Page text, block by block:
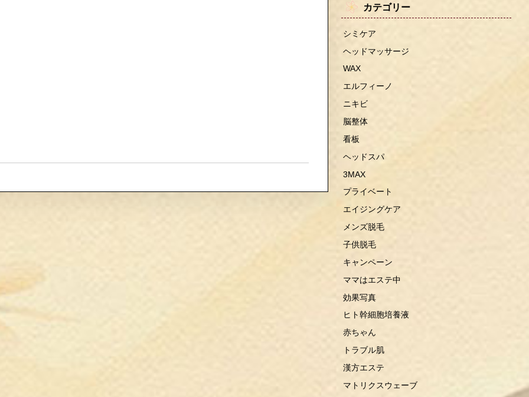
カテゴリー
シミケア
ヘッドマッサージ
WAX
エルフィーノ
ニキビ
脳整体
看板
ヘッドスパ
3MAX
プライベート
エイジングケア
メンズ脱毛
子供脱毛
キャンペーン
ママはエステ中
効果写真
ヒト幹細胞培養液
赤ちゃん
トラブル肌
漢方エステ
マトリクスウェーブ